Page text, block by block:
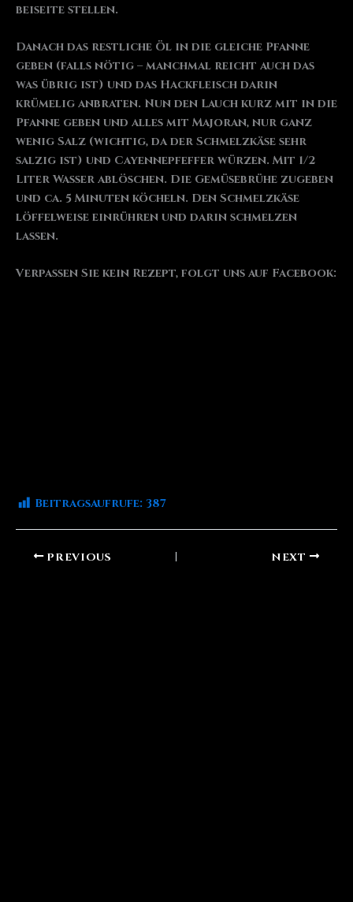
beiseite stellen.
Danach das restliche Öl in die gleiche Pfanne
geben (falls nötig – manchmal reicht auch das
was übrig ist) und das Hackfleisch darin
krümelig anbraten. Nun den Lauch kurz mit in die
Pfanne geben und alles mit Majoran, nur ganz
wenig Salz (wichtig, da der Schmelzkäse sehr
salzig ist) und Cayennepfeffer würzen. Mit 1/2
Liter Wasser ablöschen. Die Gemüsebrühe zugeben
und ca. 5 Minuten köcheln. Den Schmelzkäse
löffelweise einrühren und darin schmelzen
lassen.
Verpassen Sie kein Rezept, folgt uns auf Facebook:
Beitragsaufrufe: 387
PREVIOUS NEXT